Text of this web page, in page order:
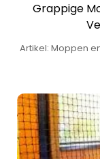
Grappige
Artikel: Moppen